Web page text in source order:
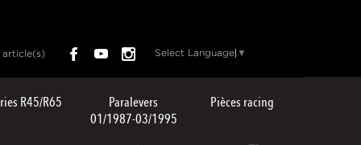
article(s) Select Language ▼
R45/R65
Paralevers
01/1987-03/1995
Pièces racing